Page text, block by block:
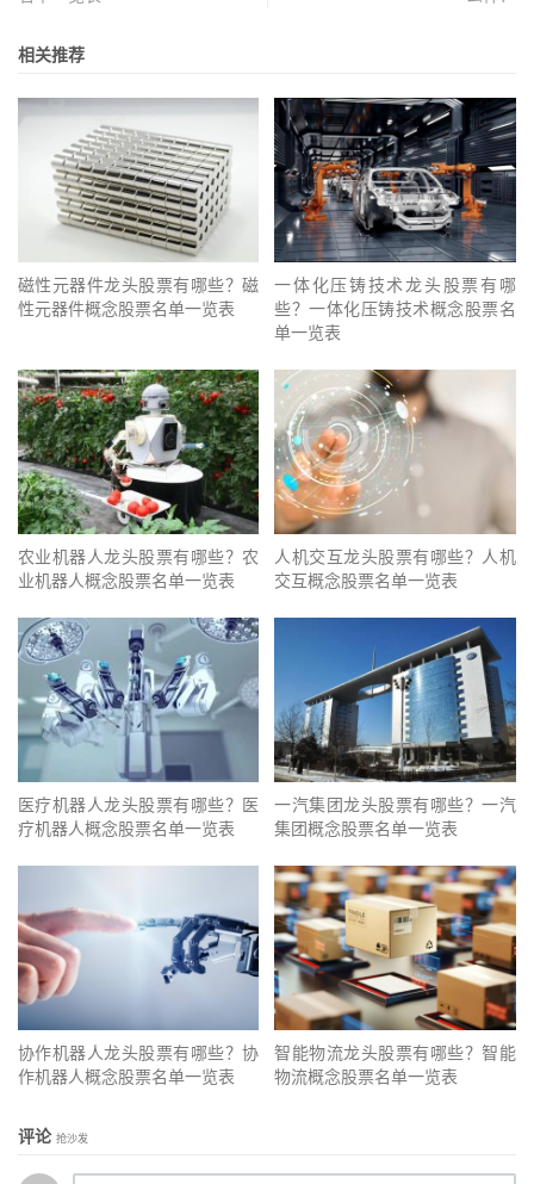
相关推荐
磁性元器件龙头股票有哪些？磁
性元器件概念股票名单一览表
一体化压铸技术龙头股票有哪
些？一体化压铸技术概念股票名
单一览表
农业机器人龙头股票有哪些？农
业机器人概念股票名单一览表
人机交互龙头股票有哪些？人机
交互概念股票名单一览表
医疗机器人龙头股票有哪些？医
疗机器人概念股票名单一览表
一汽集团龙头股票有哪些？一汽
集团概念股票名单一览表
协作机器人龙头股票有哪些？协
作机器人概念股票名单一览表
智能物流龙头股票有哪些？智能
物流概念股票名单一览表
评论 抢沙发